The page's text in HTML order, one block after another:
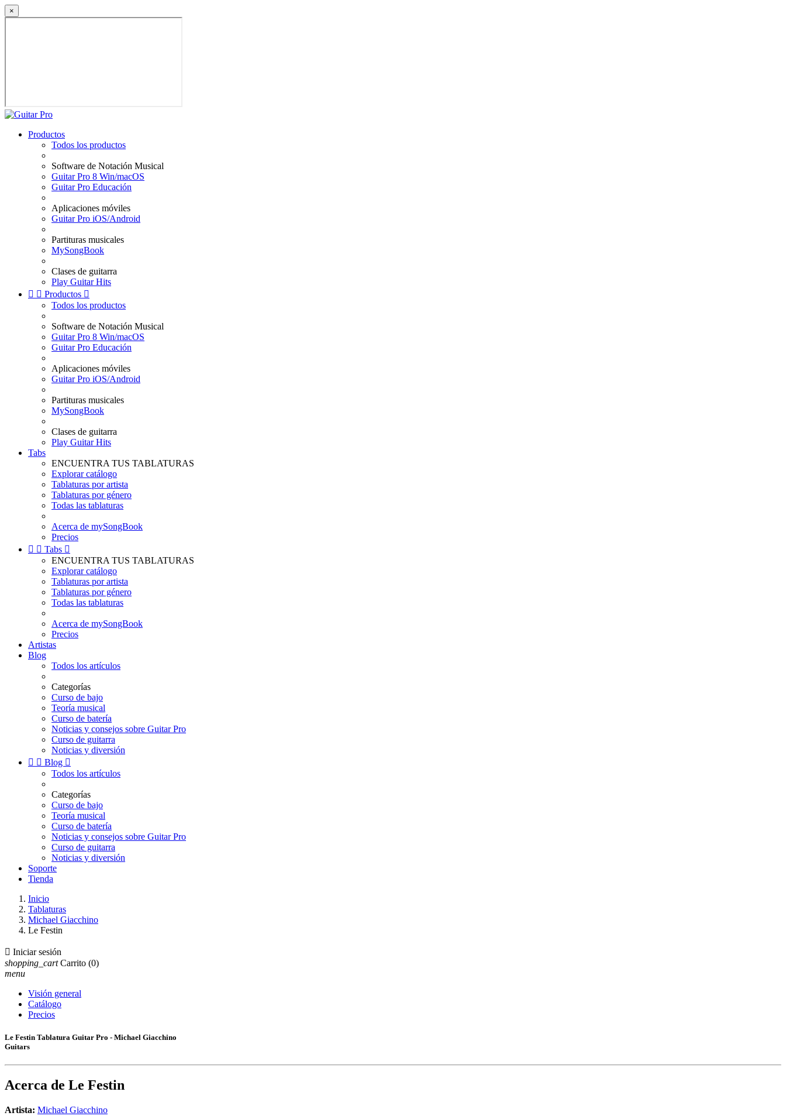
×
Productos
Todos los productos
Software de Notación Musical
Guitar Pro 8 Win/macOS
Guitar Pro Educación
Aplicaciones móviles
Guitar Pro iOS/Android
Partituras musicales
MySongBook
Clases de guitarra
Play Guitar Hits
  Productos 
Todos los productos
Software de Notación Musical
Guitar Pro 8 Win/macOS
Guitar Pro Educación
Aplicaciones móviles
Guitar Pro iOS/Android
Partituras musicales
MySongBook
Clases de guitarra
Play Guitar Hits
Tabs
ENCUENTRA TUS TABLATURAS
Explorar catálogo
Tablaturas por artista
Tablaturas por género
Todas las tablaturas
Acerca de mySongBook
Precios
  Tabs 
ENCUENTRA TUS TABLATURAS
Explorar catálogo
Tablaturas por artista
Tablaturas por género
Todas las tablaturas
Acerca de mySongBook
Precios
Artistas
Blog
Todos los artículos
Categorías
Curso de bajo
Teoría musical
Curso de batería
Noticias y consejos sobre Guitar Pro
Curso de guitarra
Noticias y diversión
  Blog 
Todos los artículos
Categorías
Curso de bajo
Teoría musical
Curso de batería
Noticias y consejos sobre Guitar Pro
Curso de guitarra
Noticias y diversión
Soporte
Tienda
Inicio
Tablaturas
Michael Giacchino
Le Festin
 Iniciar sesión
shopping_cart Carrito (0)
menu
Visión general
Catálogo
Precios
Le Festin Tablatura Guitar Pro - Michael Giacchino
Guitars
Acerca de Le Festin
Artista: Michael Giacchino